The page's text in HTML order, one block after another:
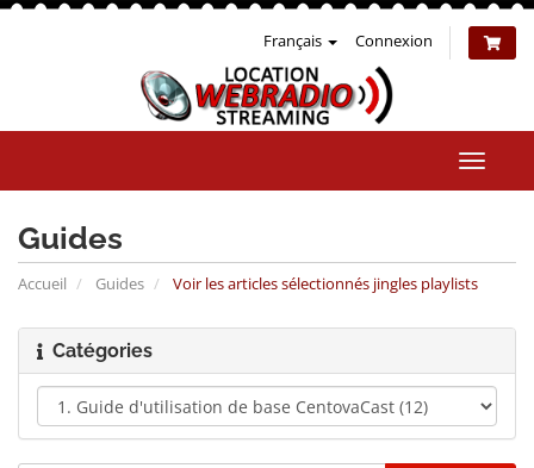
Français Connexion
la
Guides
Accueil Guides Voir les articles sélectionnés jingles playlists
Catégories